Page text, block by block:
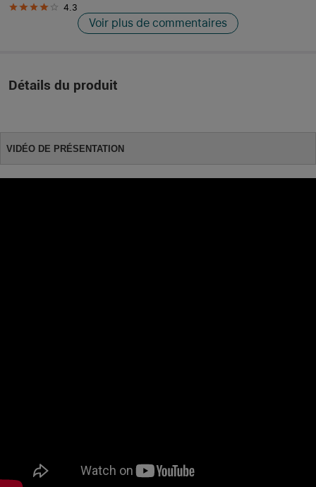
4.3
Voir plus de commentaires
Détails du produit
VIDÉO DE PRÉSENTATION